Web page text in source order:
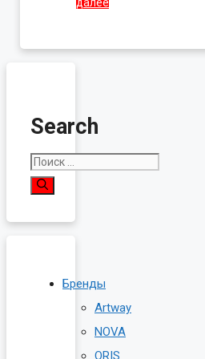
1,490.00₽.
далее
Search
Поиск:
Бренды
Artway
NOVA
ORIS